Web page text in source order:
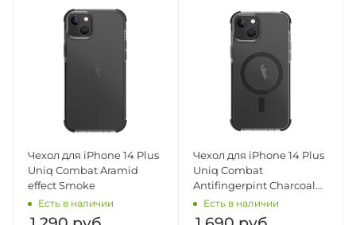
Чехол для iPhone 14 Plus
Uniq Combat Aramid
effect Smoke
Есть в наличии
Чехол для iPhone 14 Plus
Uniq Combat
Antifingerpint Charcoal
(MagSafe)
Есть в наличии